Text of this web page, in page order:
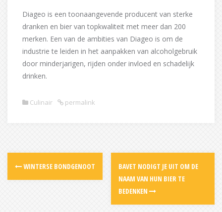
Diageo is een toonaangevende producent van sterke
dranken en bier van topkwaliteit met meer dan 200
merken. Een van de ambities van Diageo is om de
industrie te leiden in het aanpakken van alcoholgebruik
door minderjarigen, rijden onder invloed en schadelijk
drinken.
Culinair permalink
Post
navigation
WINTERSE BONDGENOOT
BAVET NODIGT JE UIT OM DE
NAAM VAN HUN BIER TE
BEDENKEN